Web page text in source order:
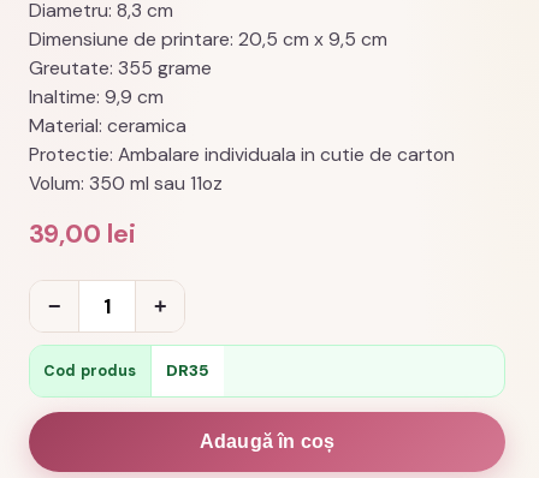
Diametru: 8,3 cm
Dimensiune de printare: 20,5 cm x 9,5 cm
Greutate: 355 grame
Inaltime: 9,9 cm
Material: ceramica
Protectie: Ambalare individuala in cutie de carton
Volum: 350 ml sau 11oz
39,00 lei
−
Cantitate
Cană
Forest
Camp,
cod
produs
+
Cod produs DR35
Adaugă în coș